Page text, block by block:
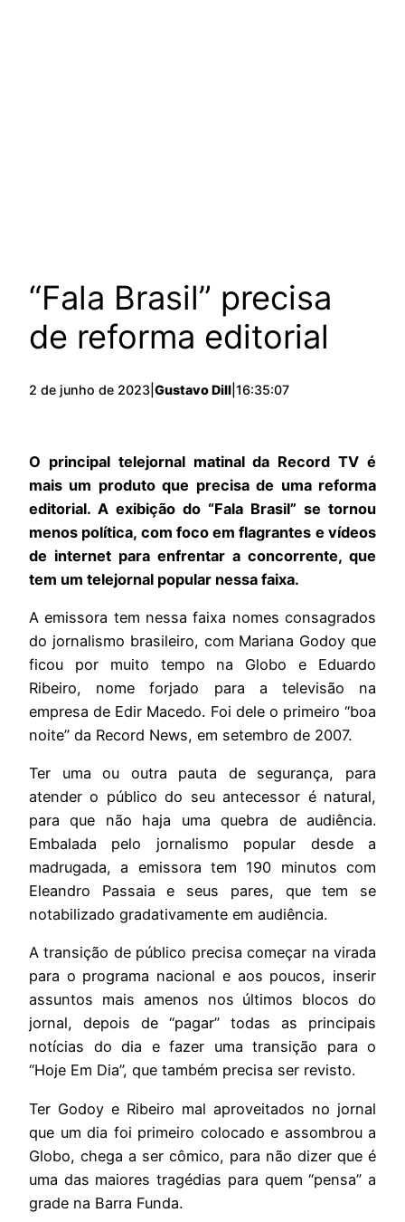
“Fala Brasil” precisa
de reforma editorial
2 de junho de 2023 Gustavo Dill 16:35:07
O principal telejornal matinal da Record TV é
mais um produto que precisa de uma reforma
editorial. A exibição do “Fala Brasil” se tornou
menos política, com foco em flagrantes e vídeos
de internet para enfrentar a concorrente, que
tem um telejornal popular nessa faixa.
A emissora tem nessa faixa nomes consagrados
do jornalismo brasileiro, com Mariana Godoy que
ficou por muito tempo na Globo e Eduardo
Ribeiro, nome forjado para a televisão na
empresa de Edir Macedo. Foi dele o primeiro “boa
noite” da Record News, em setembro de 2007.
Ter uma ou outra pauta de segurança, para
atender o público do seu antecessor é natural,
para que não haja uma quebra de audiência.
Embalada pelo jornalismo popular desde a
madrugada, a emissora tem 190 minutos com
Eleandro Passaia e seus pares, que tem se
notabilizado gradativamente em audiência.
A transição de público precisa começar na virada
para o programa nacional e aos poucos, inserir
assuntos mais amenos nos últimos blocos do
jornal, depois de “pagar” todas as principais
notícias do dia e fazer uma transição para o
“Hoje Em Dia”, que também precisa ser revisto.
Ter Godoy e Ribeiro mal aproveitados no jornal
que um dia foi primeiro colocado e assombrou a
Globo, chega a ser cômico, para não dizer que é
uma das maiores tragédias para quem “pensa” a
grade na Barra Funda.